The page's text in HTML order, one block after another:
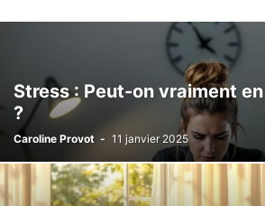
Stress : Peut-on vraiment
?
Caroline Provot - 11 janvier 2025